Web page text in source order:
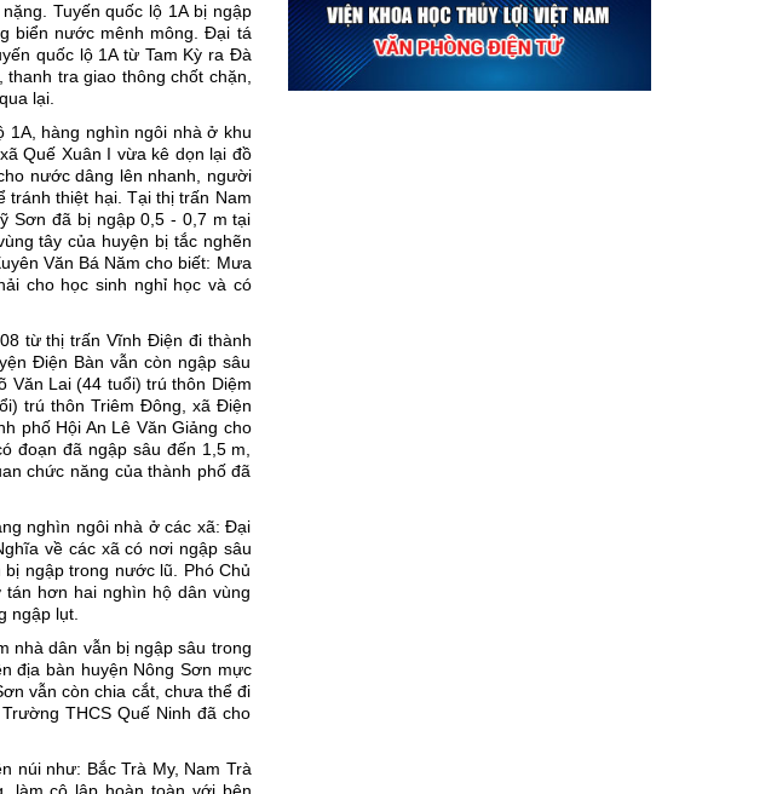
Tuyến quốc lộ 1A bị ngập
biển nước mênh mông. Ðại tá
quốc lộ 1A từ Tam Kỳ ra Ðà
tra giao thông chốt chặn,
lại.
1A, hàng nghìn ngôi nhà ở khu
Quế Xuân I vừa kê dọn lại đồ
nước dâng lên nhanh, người
tránh thiệt hại. Tại thị trấn Nam
Sơn đã bị ngập 0,5 - 0,7 m tại
tây của huyện bị tắc nghẽn
Văn Bá Năm cho biết: Mưa
cho học sinh nghỉ học và có
từ thị trấn Vĩnh Ðiện đi thành
Ðiện Bàn vẫn còn ngập sâu
Văn Lai (44 tuổi) trú thôn Diệm
trú thôn Triêm Ðông, xã Ðiện
phố Hội An Lê Văn Giảng cho
đoạn đã ngập sâu đến 1,5 m,
chức năng của thành phố đã
nghìn ngôi nhà ở các xã: Ðại
về các xã có nơi ngập sâu
ngập trong nước lũ. Phó Chủ
hơn hai nghìn hộ dân vùng
ngập lụt.
nhà dân vẫn bị ngập sâu trong
địa bàn huyện Nông Sơn mực
vẫn còn chia cắt, chưa thể đi
THCS Quế Ninh đã cho
núi như: Bắc Trà My, Nam Trà